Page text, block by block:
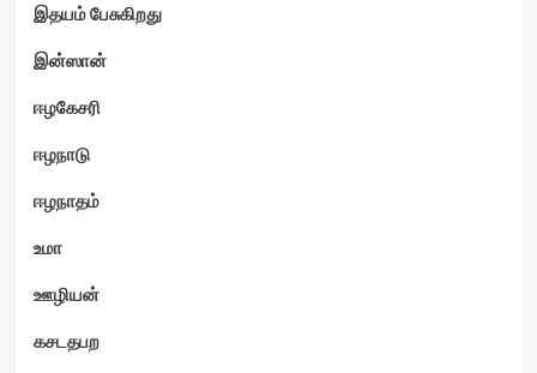
இதயம் பேசுகிறது
இன்ஸான்
ஈழகேசரி
ஈழநாடு
ஈழநாதம்
உமா
ஊழியன்
கசடதபற